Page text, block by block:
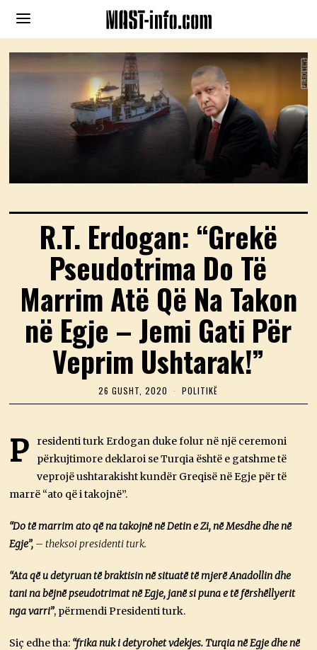
R.T. Erdogan: “Grekë
Pseudotrima Do Të
Marrim Atë Që Na Takon
në Egje – Jemi Gati Për
Veprim Ushtarak!”
26 GUSHT, 2020
6
H
T
,
2
POLITIKË
P
residenti turk Erdogan duke folur në një ceremoni
përkujtimore deklaroi se Turqia është e gatshme të
veprojë ushtarakisht kundër Greqisë në Egje për të
marrë “ato që i takojnë”.
“Do të marrim ato që na takojnë në Detin e Zi, në Mesdhe dhe në
Egje”, – theksoi presidenti turk.
“Ata që u detyruan të braktisin në situatë të mjerë Anadollin dhe
tani na bëjnë pseudotrimat në Egje, janë si puna e të fërshëllyerit
nga varri”, përmendi Presidenti turk.
Siç edhe tha: “frika nuk i detyrohet vdekjes. Turqia në Egje dhe në